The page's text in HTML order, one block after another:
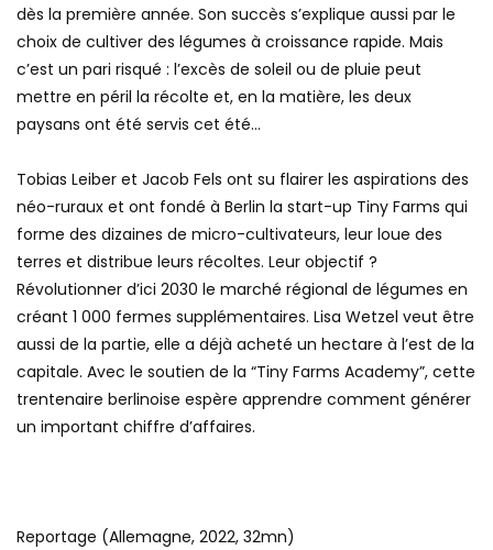
dès la première année. Son succès s’explique aussi par le
choix de cultiver des légumes à croissance rapide. Mais
c’est un pari risqué : l’excès de soleil ou de pluie peut
mettre en péril la récolte et, en la matière, les deux
paysans ont été servis cet été…
Tobias Leiber et Jacob Fels ont su flairer les aspirations des
néo-ruraux et ont fondé à Berlin la start-up Tiny Farms qui
forme des dizaines de micro-cultivateurs, leur loue des
terres et distribue leurs récoltes. Leur objectif ?
Révolutionner d’ici 2030 le marché régional de légumes en
créant 1 000 fermes supplémentaires. Lisa Wetzel veut être
aussi de la partie, elle a déjà acheté un hectare à l’est de la
capitale. Avec le soutien de la “Tiny Farms Academy”, cette
trentenaire berlinoise espère apprendre comment générer
un important chiffre d’affaires.
Reportage (Allemagne, 2022, 32mn)